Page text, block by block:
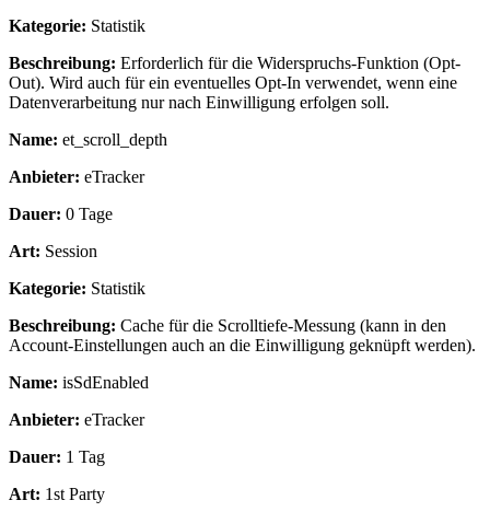
Kategorie: Statistik
Beschreibung: Erforderlich für die Widerspruchs-Funktion (Opt-
Out). Wird auch für ein eventuelles Opt-In verwendet, wenn eine
Datenverarbeitung nur nach Einwilligung erfolgen soll.
Name: et_scroll_depth
Anbieter: eTracker
Dauer: 0 Tage
Art: Session
Kategorie: Statistik
Beschreibung: Cache für die Scrolltiefe-Messung (kann in den
Account-Einstellungen auch an die Einwilligung geknüpft werden).
Name: isSdEnabled
Anbieter: eTracker
Dauer: 1 Tag
Art: 1st Party